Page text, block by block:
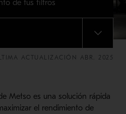
de tus filtros
MENU
ACTUALIZACIÓN ABR. 2025
Metso es una solución rápida
el rendimiento de